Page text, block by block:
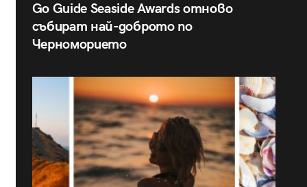
Go Guide Seaside Awards отново
събират най-доброто по
Черноморието